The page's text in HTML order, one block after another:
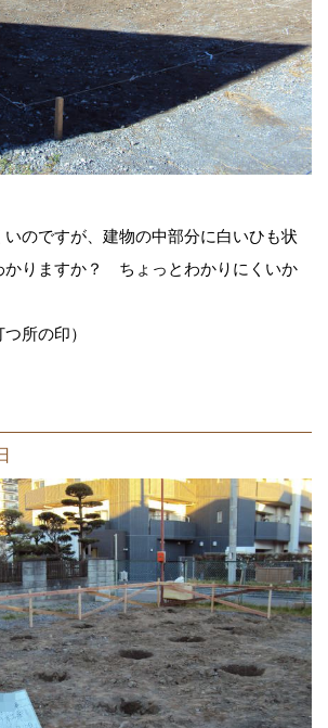
のですが、建物の中部分に白いひも状
かりますか？ ちょっとわかりにくいか
所の印）